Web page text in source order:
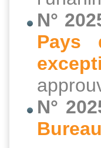
N°
Pays
N°